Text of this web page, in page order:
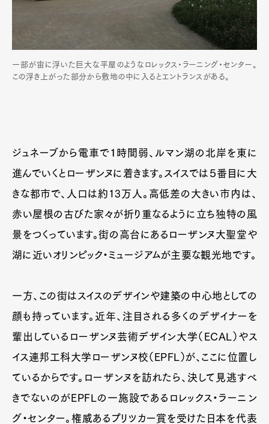
一部が宙に浮いた巨大な平屋のようなロレックス・ラーニング・センター。
この浮き上がった部分から敷地の中に入るとエントランスがある。
ジュネーブから電車で１時間弱、ルマン湖の北岸を東に
進んでいくとローザンヌに着きます。スイスでは５番目に大
きな都市で、人口は約13万人。高低差の大きい市内は、
赤い屋根の古びた家々が折り重なるように立ち独特の風
景をつくっています。街の高台にあるローザンヌ大聖堂や
湖に近いオリンピック・ミュージアムが主要な観光地です。
一方、この街はスイスのデザインや建築の中心地としての
顔も持っています。近年、注目される多くのデザイナーを
輩出しているローザンヌ芸術デザイン大学（ECAL）やス
イス連邦工科大学ローザンヌ校（EPFL）が、ここに位置し
ているからです。ローザンヌを訪れたら、決して見逃すべ
きでないのがEPFLの一施設であるロレックス・ラーニン
グ・センター。権威あるプリツカー賞を受けた日本を代表